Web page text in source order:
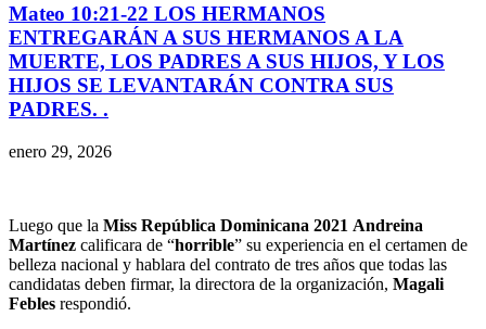
Mateo 10:21-22 LOS HERMANOS
ENTREGARÁN A SUS HERMANOS A LA
MUERTE, LOS PADRES A SUS HIJOS, Y LOS
HIJOS SE LEVANTARÁN CONTRA SUS
PADRES. .
enero 29, 2026
Luego que la Miss República Dominicana 2021 Andreina
Martínez calificara de “horrible” su experiencia en el certamen de
belleza nacional y hablara del contrato de tres años que todas las
candidatas deben firmar, la directora de la organización, Magali
Febles respondió.